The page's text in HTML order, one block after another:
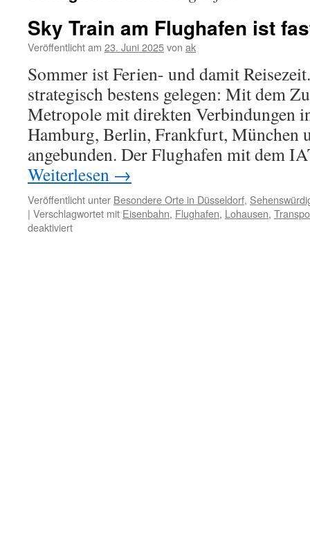
Sky Train am Flughafen ist
Veröffentlicht am 23. Juni 2025von ak
Sommer ist Ferien- und damit
strategisch bestens gelegen: Mit dem
Metropole mit direkten Verbindungen
Hamburg, Berlin, Frankfurt, München
angebunden. Der Flughafen mit dem
Weiterlesen →
Veröffentlicht unter Besondere Orte in Düsseldorf,
| Verschlagwortet mit Eisenbahn, Flughafen, Lohausen,
deaktiviertfür